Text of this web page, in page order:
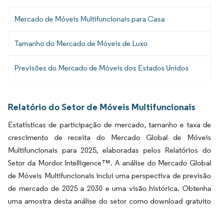
Mercado de Móveis Multifuncionais para Casa
Tamanho do Mercado de Móveis de Luxo
Previsões do Mercado de Móveis dos Estados Unidos
Relatório do Setor de Móveis Multifuncionais
Estatísticas de participação de mercado, tamanho e taxa de
crescimento de receita do Mercado Global de Móveis
Multifuncionais para 2025, elaboradas pelos Relatórios do
Setor da Mordor Intelligence™. A análise do Mercado Global
de Móveis Multifuncionais inclui uma perspectiva de previsão
de mercado de 2025 a 2030 e uma visão histórica. Obtenha
uma amostra desta análise do setor como download gratuito